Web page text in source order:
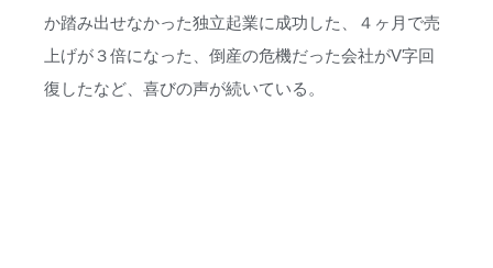
か踏み出せなかった独立起業に成功した、４ヶ月で売
上げが３倍になった、倒産の危機だった会社がV字回
復したなど、喜びの声が続いている。